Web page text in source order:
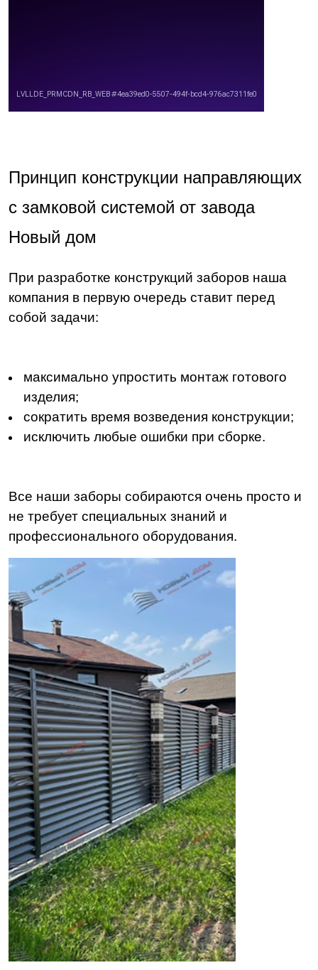
Принцип конструкции направляющих
с замковой системой от завода
Новый дом
При разработке конструкций заборов наша
компания в первую очередь ставит перед
собой задачи:
максимально упростить монтаж готового
изделия;
сократить время возведения конструкции;
исключить любые ошибки при сборке.
Все наши заборы собираются очень просто и
не требует специальных знаний и
профессионального оборудования.